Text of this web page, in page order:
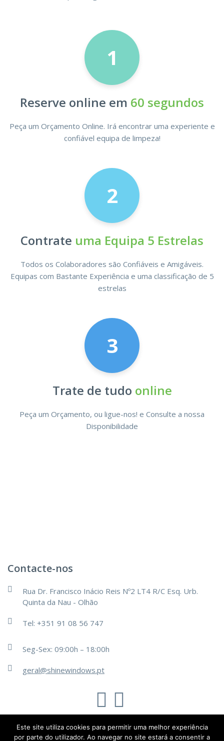
1
Reserve online em 60 segundos
Peça um Orçamento Online. Irá encontrar uma experiente e
confiável equipa de limpeza!
2
Contrate uma Equipa 5 Estrelas
Todos os Colaboradores são Confiáveis e Amigáveis.
Equipas com Bastante Experiência e uma classificação de 5
estrelas
3
Trate de tudo online
Peça um Orçamento, ou ligue-nos! e Consulte a nossa
Disponibilidade
Contacte-nos
Rua Dr. Francisco Inácio Reis Nº2 LT4 R/C Esq. Urb.
Quinta da Nau - Olhão
Tel: +351 91 08 56 747
Seg-Sex: 09:00h – 18:00h
geral@shinewindows.pt
TechsOn
@2019 - Todos os direitos reservados.
Este site utiliza cookies para permitir uma melhor experiência
por parte do utilizador. Ao navegar no site estará a consentir a